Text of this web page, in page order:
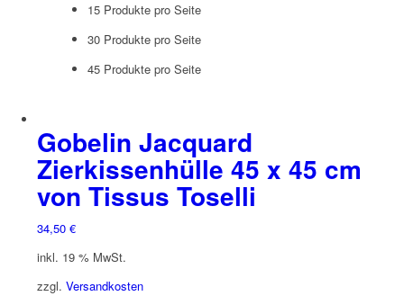
15 Produkte pro Seite
30 Produkte pro Seite
45 Produkte pro Seite
Gobelin Jacquard
Zierkissenhülle 45 x 45 cm
von Tissus Toselli
34,50 €
inkl. 19 % MwSt.
zzgl. Versandkosten